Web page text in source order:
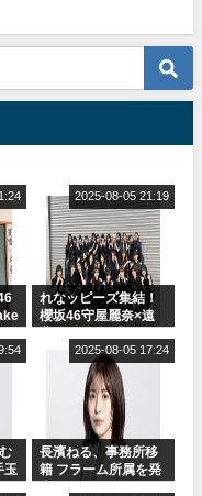
れなッピーズ集結！
櫻坂46守屋麗奈×遠
ット！」水曜スタジ
オ出演決定
2025-08-05 21:19
玉
長濱ねる、事務所移
籍 フラーム所属を発
2025-08-05 17:24